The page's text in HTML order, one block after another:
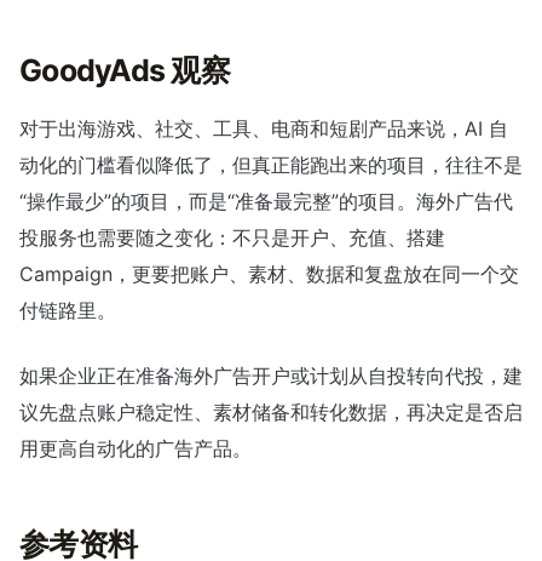
GoodyAds 观察
对于出海游戏、社交、工具、电商和短剧产品来说，AI 自
动化的门槛看似降低了，但真正能跑出来的项目，往往不是
“操作最少”的项目，而是“准备最完整”的项目。海外广告代
投服务也需要随之变化：不只是开户、充值、搭建
Campaign，更要把账户、素材、数据和复盘放在同一个交
付链路里。
如果企业正在准备海外广告开户或计划从自投转向代投，建
议先盘点账户稳定性、素材储备和转化数据，再决定是否启
用更高自动化的广告产品。
参考资料